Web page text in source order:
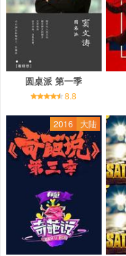
圆桌派 第一季
8.8
2016 大陆